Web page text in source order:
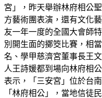
宮」，昨天舉辦林府相公
方藝術團表演，還有文化
友一年一度的全國大會師
別開生面的擲筊比賽，相
名、學甲慈濟宮董事長王
人王詩媛都到場向林府相
表示，「三安宮」位於台
「林府相公」，當地信徒